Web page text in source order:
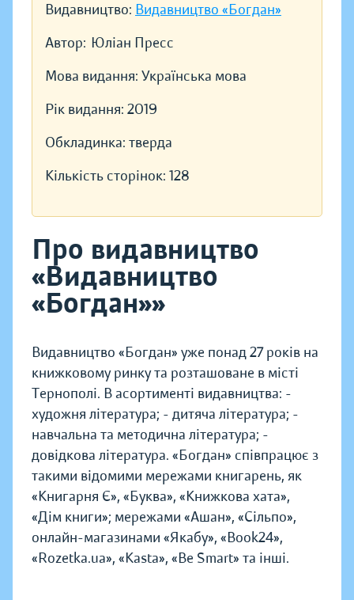
Видавництво: Видавництво «Богдан»
Автор: Юліан Пресс
Мова видання: Українська мова
Рік видання: 2019
Обкладинка: тверда
Кількість сторінок: 128
Про видавництво
«Видавництво
«Богдан»»
Видавництво «Богдан» уже понад 27 років на
книжковому ринку та розташоване в місті
Тернополі. В асортименті видавництва: -
художня література; - дитяча література; -
навчальна та методична література; -
довідкова література. «Богдан» співпрацює з
такими відомими мережами книгарень, як
«Книгарня Є», «Буква», «Книжкова хата»,
«Дім книги»; мережами «Ашан», «Сільпо»,
онлайн-магазинами «Якабу», «Book24»,
«Rozetka.ua», «Kasta», «Be Smart» та інші.